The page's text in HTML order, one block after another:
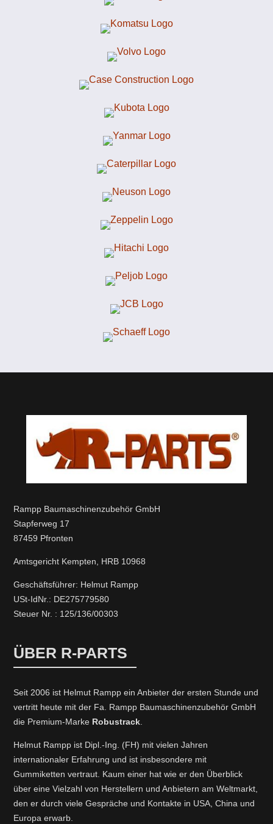
Rampp Baumaschinenzubehör GmbH
Stapferweg 17
87459 Pfronten
Amtsgericht Kempten, HRB 10968
Geschäftsführer: Helmut Rampp
USt-IdNr.: DE275779580
Steuer Nr. : 125/136/00303
ÜBER R-PARTS
Seit 2006 ist Helmut Rampp ein An­bieter der ersten Stunde und
vertritt heute mit der Fa. Rampp Baumaschinenzubehör GmbH
die Premium-Marke Robustrack.
Helmut Rampp ist Dipl.-Ing. (FH) mit vielen Jahren
internationaler Erfahrung und ist insbesondere mit
Gummiketten vertraut. Kaum einer hat wie er den Überblick
über eine Vielzahl von Herstellern und Anbietern am Weltmarkt,
den er durch viele Gespräche und Kontakte in USA, China und
Europa erwarb.